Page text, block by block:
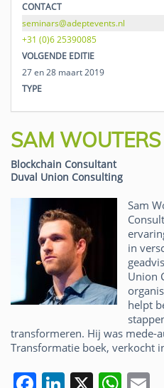
CONTACT
seminars@adeptevents.nl
+31 (0)6 25390085
VOLGENDE EDITIE
27 en 28 maart 2019
TYPE
SAM WOUTERS
Blockchain Consultant
Duval Union Consulting
Sam
in
Union
helpt
transformeren. Hij was mede-
Transformatie boek, verkocht